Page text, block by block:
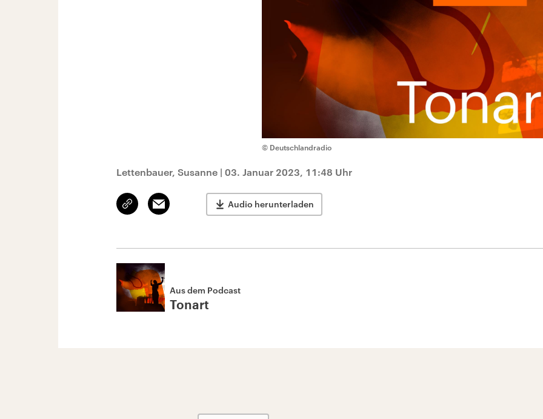
© Deutschlandradio
Lettenbauer, Susanne | 03. Januar 2023, 11:48 Uhr
Link
kopieren/teilen
Email Audio herunterladen
Aus dem Podcast
Tonart